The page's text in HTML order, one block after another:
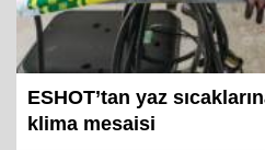
ESHOT’tan yaz
klima mesaisi